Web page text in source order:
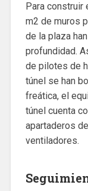
Para construir
m2 de muros
de la plaza
profundidad.
de pilotes de
túnel se han
freática, el
túnel cuenta
apartaderos
ventiladores.